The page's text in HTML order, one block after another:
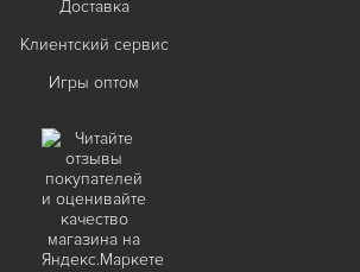
Доставка
Клиентский сервис
Игры оптом